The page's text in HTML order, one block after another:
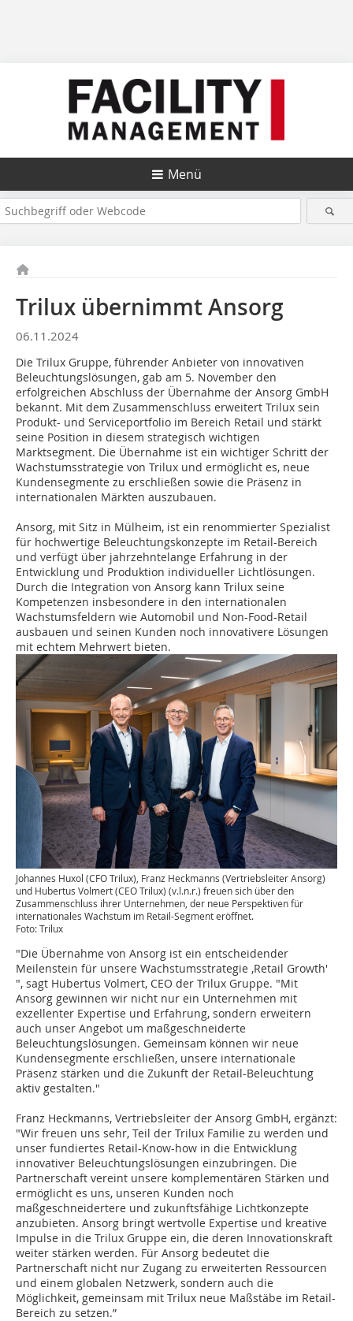
Menü
Trilux übernimmt Ansorg
06.11.2024
Die Trilux Gruppe, führender Anbieter von innovativen
Beleuchtungslösungen, gab am 5. November den
erfolgreichen Abschluss der Übernahme der Ansorg GmbH
bekannt. Mit dem Zusammenschluss erweitert Trilux sein
Produkt- und Serviceportfolio im Bereich Retail und stärkt
seine Position in diesem strategisch wichtigen
Marktsegment. Die Übernahme ist ein wichtiger Schritt der
Wachstumsstrategie von Trilux und ermöglicht es, neue
Kundensegmente zu erschließen sowie die Präsenz in
internationalen Märkten auszubauen.
Ansorg, mit Sitz in Mülheim, ist ein renommierter Spezialist
für hochwertige Beleuchtungskonzepte im Retail-Bereich
und verfügt über jahrzehntelange Erfahrung in der
Entwicklung und Produktion individueller Lichtlösungen.
Durch die Integration von Ansorg kann Trilux seine
Kompetenzen insbesondere in den internationalen
Wachstumsfeldern wie Automobil und Non-Food-Retail
ausbauen und seinen Kunden noch innovativere Lösungen
mit echtem Mehrwert bieten.
Johannes Huxol (CFO Trilux), Franz Heckmanns (Vertriebsleiter Ansorg)
und Hubertus Volmert (CEO Trilux) (v.l.n.r.) freuen sich über den
Zusammenschluss ihrer Unternehmen, der neue Perspektiven für
internationales Wachstum im Retail-Segment eröffnet.
Foto: Trilux
"Die Übernahme von Ansorg ist ein entscheidender
Meilenstein für unsere Wachstumsstrategie ‚Retail Growth'
", sagt Hubertus Volmert, CEO der Trilux Gruppe. "Mit
Ansorg gewinnen wir nicht nur ein Unternehmen mit
exzellenter Expertise und Erfahrung, sondern erweitern
auch unser Angebot um maßgeschneiderte
Beleuchtungslösungen. Gemeinsam können wir neue
Kundensegmente erschließen, unsere internationale
Präsenz stärken und die Zukunft der Retail-Beleuchtung
aktiv gestalten."
Franz Heckmanns, Vertriebsleiter der Ansorg GmbH, ergänzt:
"Wir freuen uns sehr, Teil der Trilux Familie zu werden und
unser fundiertes Retail-Know-how in die Entwicklung
innovativer Beleuchtungslösungen einzubringen. Die
Partnerschaft vereint unsere komplementären Stärken und
ermöglicht es uns, unseren Kunden noch
maßgeschneidertere und zukunftsfähige Lichtkonzepte
anzubieten. Ansorg bringt wertvolle Expertise und kreative
Impulse in die Trilux Gruppe ein, die deren Innovationskraft
weiter stärken werden. Für Ansorg bedeutet die
Partnerschaft nicht nur Zugang zu erweiterten Ressourcen
und einem globalen Netzwerk, sondern auch die
Möglichkeit, gemeinsam mit Trilux neue Maßstäbe im Retail-
Bereich zu setzen.”